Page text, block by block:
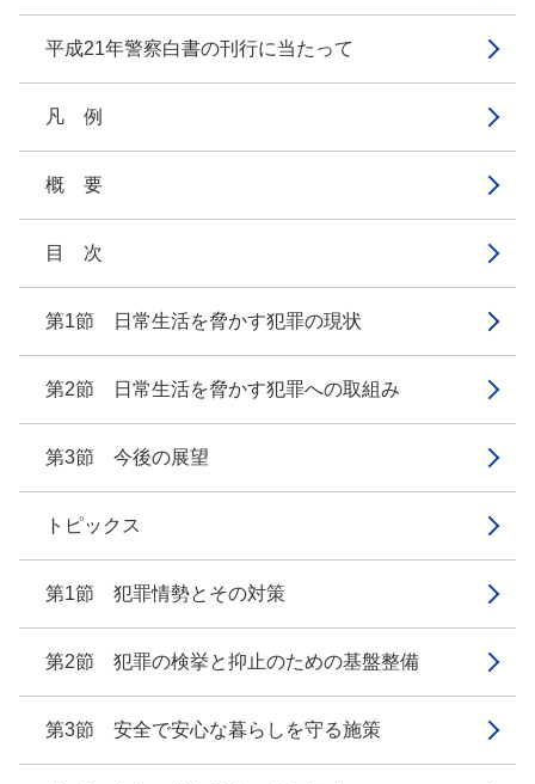
平成21年警察白書の刊行に当たって
凡 例
概 要
目 次
第1節 日常生活を脅かす犯罪の現状
第2節 日常生活を脅かす犯罪への取組み
第3節 今後の展望
トピックス
第1節 犯罪情勢とその対策
第2節 犯罪の検挙と抑止のための基盤整備
第3節 安全で安心な暮らしを守る施策